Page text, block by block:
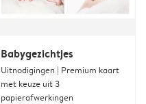
Babygezichtjes
Uitnodigingen | Premium kaart
met keuze uit 3
papierafwerkingen